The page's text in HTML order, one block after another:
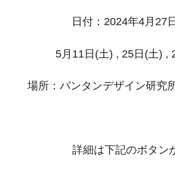
日付：2024年4月27
5月11日(土) , 25日(土) ,
場所：バンタンデザイン研究
詳細は下記のボタン